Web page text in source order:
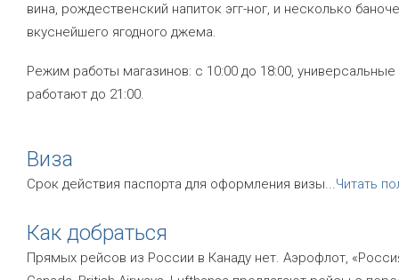
вина, рождественский напиток эгг-ног, и несколько
вкуснейшего ягодного джема.
Режим работы магазинов: с 10:00 до 18:00,
работают до 21:00.
Виза
Срок действия паспорта для оформления визы...Читать
Как добраться
Прямых рейсов из России в Канаду нет. Аэрофлот,